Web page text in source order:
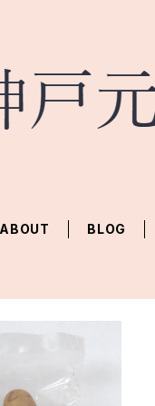
BLOG